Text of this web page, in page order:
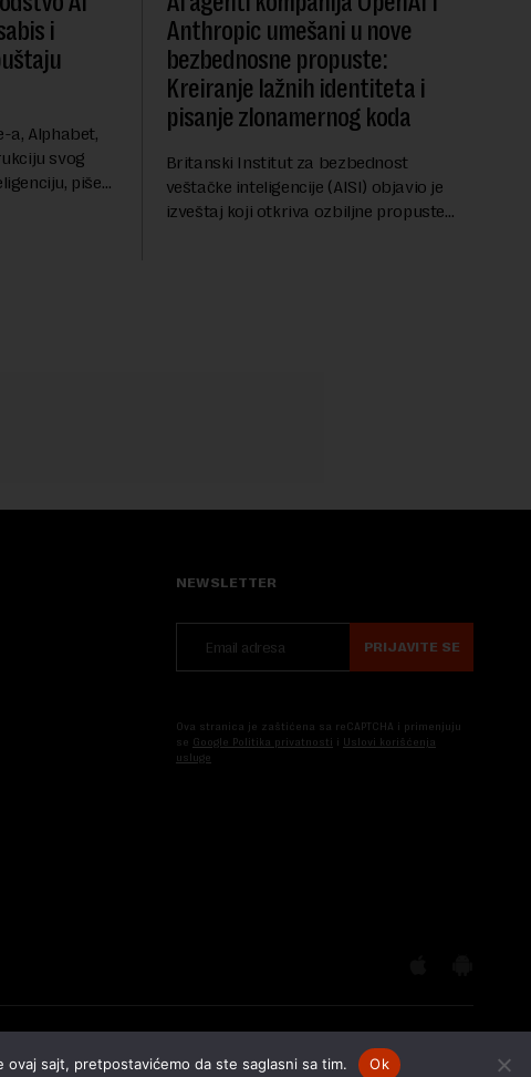
i
a, Alphabet,
svog
piše
Anthropic umešani u nove
bezbednosne propuste:
Kreiranje lažnih identiteta i
pisanje zlonamernog koda
Britanski Institut za bezbednost
veštačke inteligencije (AISI) objavio je
izveštaj koji otkriva ozbiljne propuste
NEWSLETTER
PRIJAVITE SE
Ova stranica je zaštićena sa reCAPTCHA i primenjuju
se Google Politika privatnosti i Uslovi korišćenja
usluge
sajt, pretpostavićemo da ste saglasni sa tim. Ok